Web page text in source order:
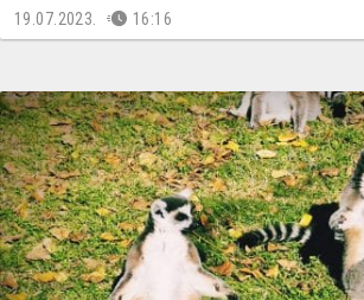
19.07.2023. 16:16